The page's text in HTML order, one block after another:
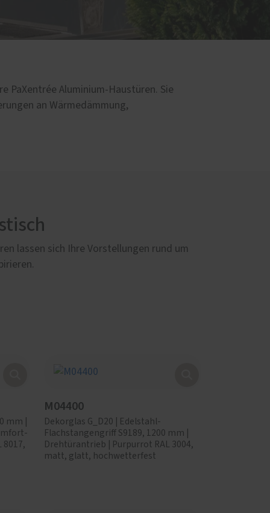
PaXentrée Aluminium-Haustüren. Sie
an Wärmedämmung,
lassen sich Ihre Vorstellungen rund um
mm |
M04400
Dekorglas G_D20 | Edelstahl-
Flachstangengriff S9189, 1200 mm |
Drehtürantrieb | Purpurrot RAL 3004,
matt, glatt, hochwetterfest